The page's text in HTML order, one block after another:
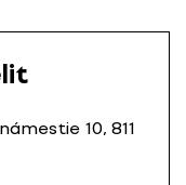
10, 811